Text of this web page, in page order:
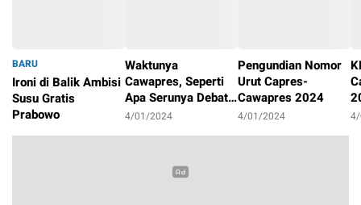
BARU
Ironi di Balik Ambisi
Susu Gratis
Prabowo
4/01/2024
Waktunya
Cawapres, Seperti
Apa Serunya Debat
Pilpres 2024?
4/01/2024
Pengundian Nomor
Urut Capres-
Cawapres 2024
4/01/2024